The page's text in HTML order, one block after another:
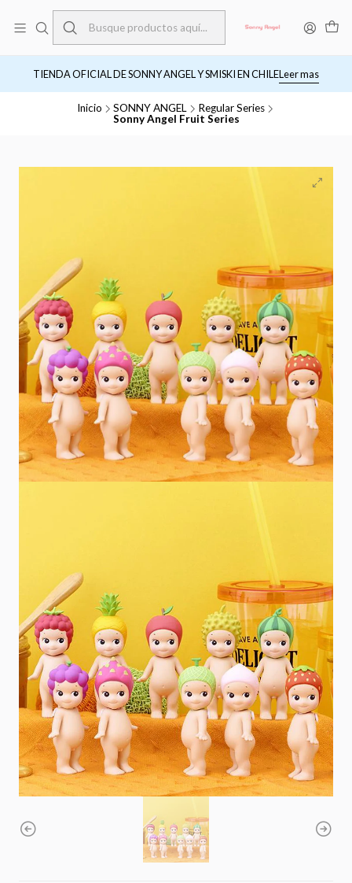
TIENDA OFICIAL DE SONNY ANGEL Y SMISKI EN CHILELeer mas
Inicio SONNY ANGEL
Regular Series
Sonny Angel Fruit Series